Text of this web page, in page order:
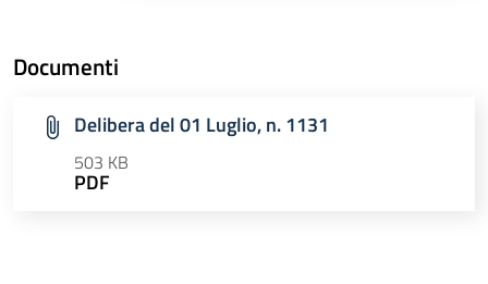
Documenti
Delibera del 01 Luglio, n. 1131
503 KB
PDF